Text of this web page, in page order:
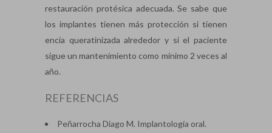
restauración protésica adecuada. Se sabe que
los implantes tienen más protección si tienen
encía queratinizada alrededor y si el paciente
sigue un mantenimiento como mínimo 2 veces al
año.
REFERENCIAS
Peñarrocha Diago M. Implantología oral.